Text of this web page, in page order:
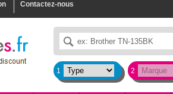
Contactez-nous
1 2